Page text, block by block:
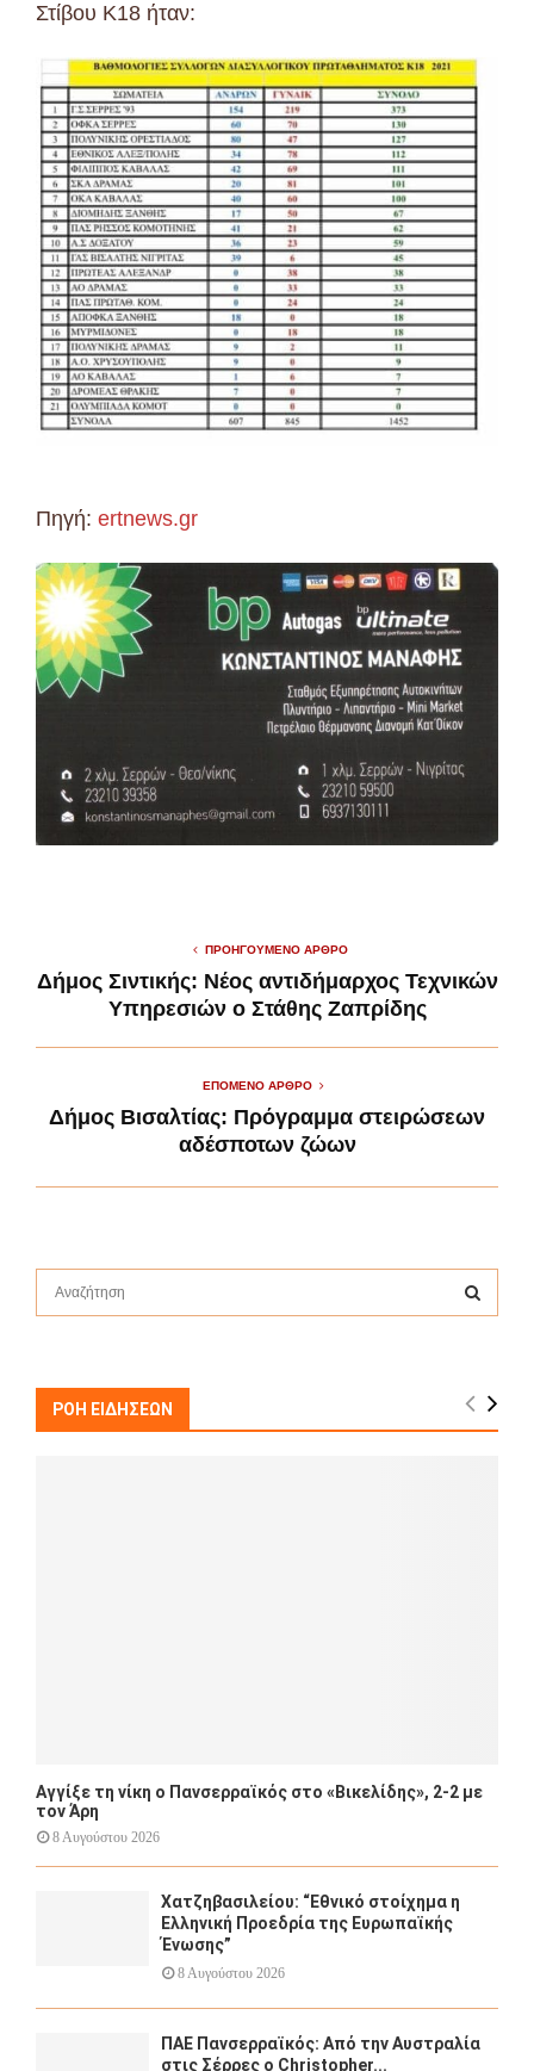
Στίβου Κ18 ήταν:
Πηγή: ertnews.gr
ΠΡΟΗΓΟΎΜΕΝΟ ΆΡΘΡΟ
Δήμος Σιντικής: Νέος αντιδήμαρχος Τεχνικών
Υπηρεσιών ο Στάθης Ζαπρίδης
ΕΠΌΜΕΝΟ ΆΡΘΡΟ
Δήμος Βισαλτίας: Πρόγραμμα στειρώσεων
αδέσποτων ζώων
f
A
ΡΟΗ ΕΙΔΗΣΕΩΝ
Αγγίξε τη νίκη ο Πανσερραϊκός στο «Βικελίδης», 2-2 με
τον Άρη
8 Αυγούστου 2026
Χατζηβασιλείου: “Εθνικό στοίχημα η
Ελληνική Προεδρία της Ευρωπαϊκής
Ένωσης”
8 Αυγούστου 2026
ΠΑΕ Πανσερραϊκός: Από την Αυστραλία
στις Σέρρες ο Christopher...